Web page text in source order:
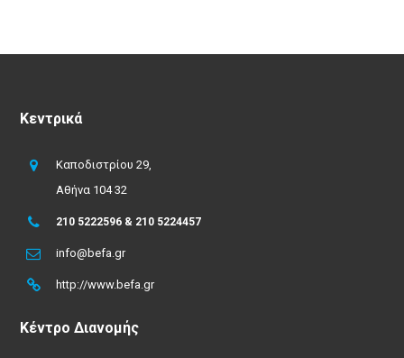
Κεντρικά
Καποδιστρίου 29,
Αθήνα 104 32
210 5222596 & 210 5224457
info@befa.gr
http://www.befa.gr
Κέντρο Διανομής